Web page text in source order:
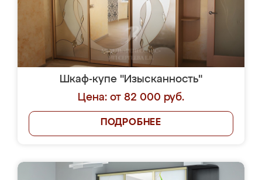
Шкаф-купе "Изысканность"
Цена: от 82 000 руб.
ПОДРОБНЕЕ